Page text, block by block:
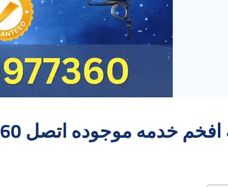
خدمه موجوده اتصل 66977360